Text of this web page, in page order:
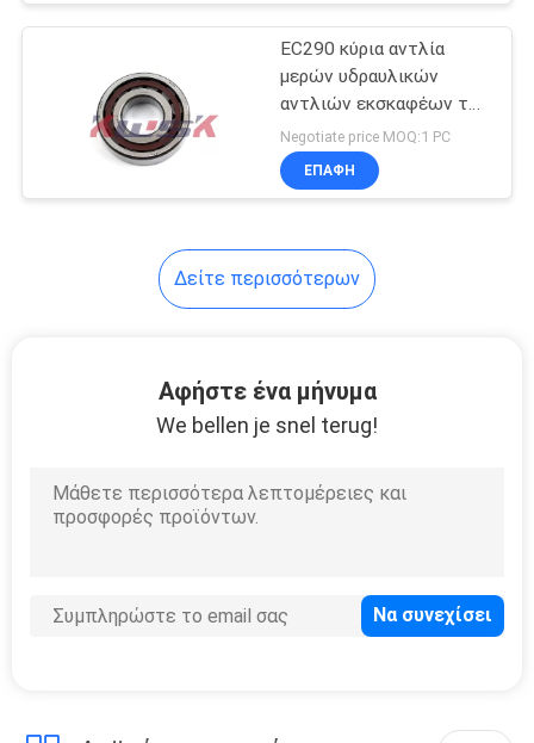
EC290 κύρια αντλία
μερών υδραυλικών
αντλιών εκσκαφέων της
VOLVO Liugong που
αντέχει 31200470003
Negotiate price MOQ:1 PC
ΕΠΑΦΉ
Δείτε περισσότερων
Αφήστε ένα μήνυμα
We bellen je snel terug!